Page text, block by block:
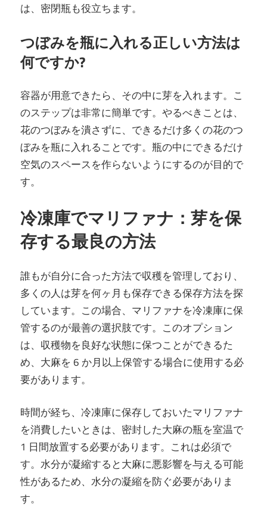
は、密閉瓶も役立ちます。
つぼみを瓶に入れる正しい方法は
何ですか?
容器が用意できたら、その中に芽を入れます。こ
のステップは非常に簡単です。やるべきことは、
花のつぼみを潰さずに、できるだけ多くの花のつ
ぼみを瓶に入れることです。瓶の中にできるだけ
空気のスペースを作らないようにするのが目的で
す。
冷凍庫でマリファナ：芽を保
存する最良の方法
誰もが自分に合った方法で収穫を管理しており、
多くの人は芽を何ヶ月も保存できる保存方法を探
しています。この場合、マリファナを冷凍庫に保
管するのが最善の選択肢です。このオプション
は、収穫物を良好な状態に保つことができるた
め、大麻を 6 か月以上保管する場合に使用する必
要があります。
時間が経ち、冷凍庫に保存しておいたマリファナ
を消費したいときは、密封した大麻の瓶を室温で
1 日間放置する必要があります。これは必須で
す。水分が凝縮すると大麻に悪影響を与える可能
性があるため、水分の凝縮を防ぐ必要がありま
す。